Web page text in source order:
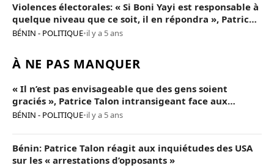
Violences électorales: « Si Boni Yayi est responsable à
quelque niveau que ce soit, il en répondra », Patrice
Talon
BÉNIN - POLITIQUE•il y a 5 ans
À NE PAS MANQUER
« Il n’est pas envisageable que des gens soient
graciés », Patrice Talon intransigeant face aux
« opposants terroristes »
BÉNIN - POLITIQUE•il y a 5 ans
Bénin: Patrice Talon réagit aux inquiétudes des USA
sur les « arrestations d’opposants »